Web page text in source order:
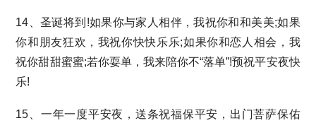
14、圣诞将到!如果你与家人相伴，我祝你和和美美;如果
你和朋友狂欢，我祝你快快乐乐;如果你和恋人相会，我
祝你甜甜蜜蜜;若你耍单，我来陪你不“落单”!预祝平安夜快
乐!
15、一年一度平安夜，送条祝福保平安，出门菩萨保佑